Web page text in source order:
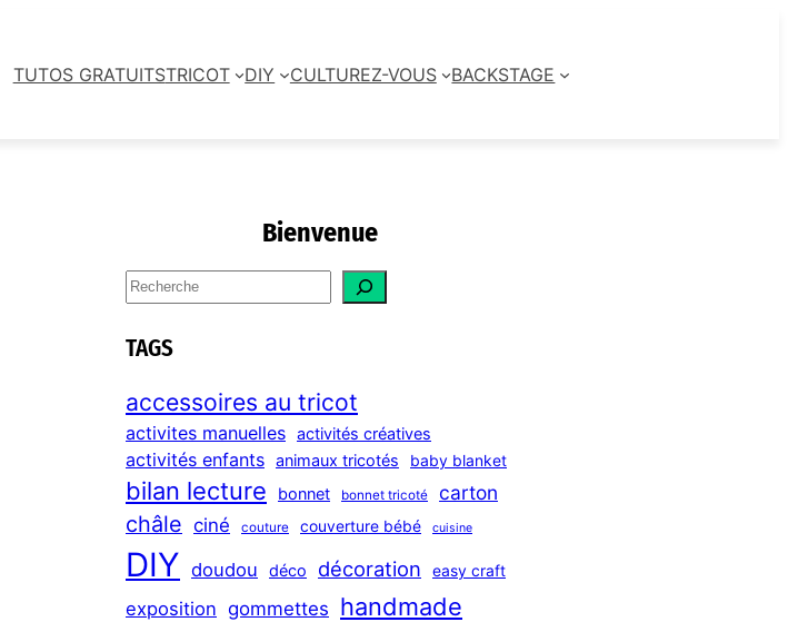
TUTOS GRATUITSTRICOT DIY CULTUREZ-VOUS BACKSTAGE
Bienvenue
S
e
a
r
h
TAGS
accessoires au tricot
activites manuelles activités créatives
activités enfants animaux tricotés baby blanket
bilan lecture bonnet bonnet tricoté carton
châle ciné couture couverture bébé cuisine
DIY doudou déco décoration easy craft
exposition gommettes handmade